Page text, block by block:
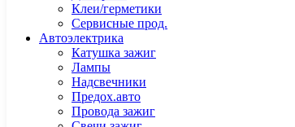
Клеи/герметики
Сервисные прод.
Автоэлектрика
Катушка зажиг
Лампы
Надсвечники
Предох.авто
Провода зажиг